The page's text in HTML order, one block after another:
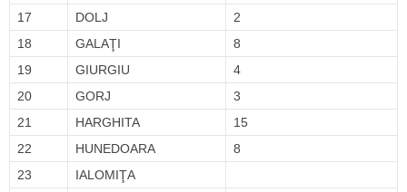
17
DOLJ
2
18
GALAŢI
8
19
GIURGIU
4
20
GORJ
3
21
HARGHITA
15
22
HUNEDOARA
8
23
IALOMIŢA